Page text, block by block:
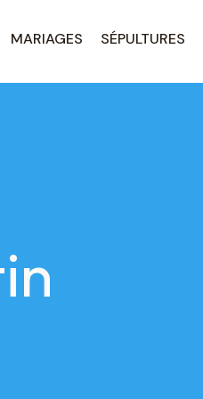
MARIAGES SÉPULTURES